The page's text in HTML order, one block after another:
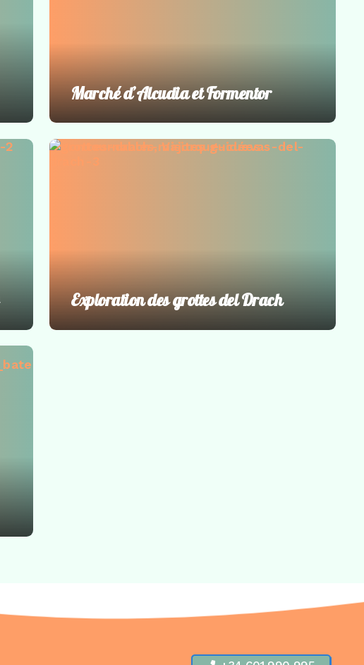
Marché d’Alcudia et Formentor
Exploration des grottes del Drach
Incontournables,Visites guidées